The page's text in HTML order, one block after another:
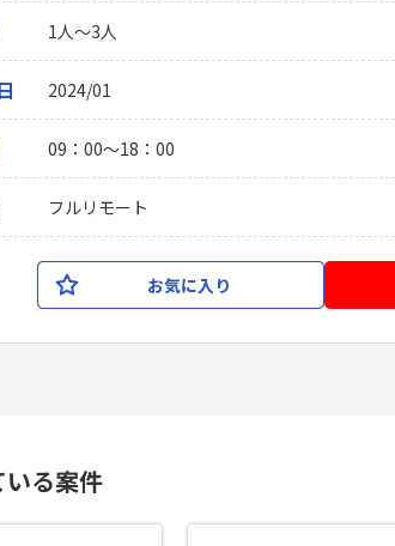
1人～3人
2024/01
09：00〜18：00
フルリモート
お気に入り
る案件